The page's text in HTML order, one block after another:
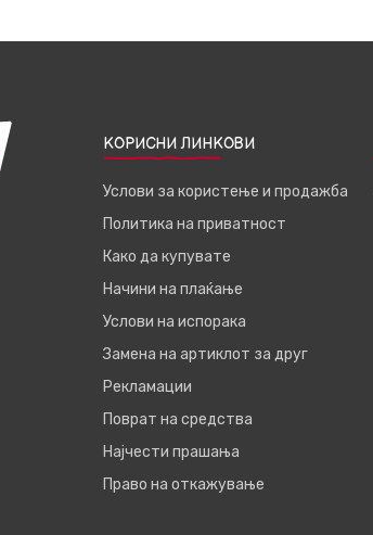
КОРИСНИ ЛИНКОВИ
Услови за користење и продажба
Политика на приватност
Како да купувате
Начини на плаќање
Услови на испорака
Замена на артиклот за друг
Рекламации
Поврат на средства
Најчести прашања
Право на откажување